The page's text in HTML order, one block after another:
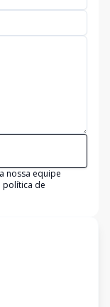
nossa equipe
política de